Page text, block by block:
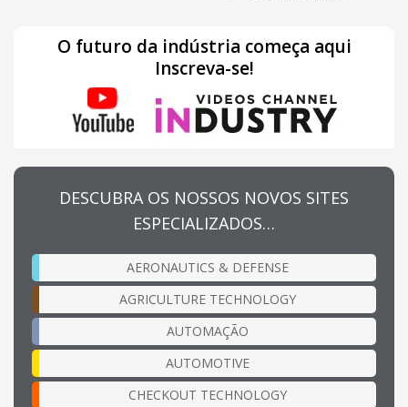
O futuro da indústria começa aqui
Inscreva-se!
DESCUBRA OS NOSSOS NOVOS SITES
ESPECIALIZADOS…
AERONAUTICS & DEFENSE
AGRICULTURE TECHNOLOGY
AUTOMAÇÃO
AUTOMOTIVE
CHECKOUT TECHNOLOGY